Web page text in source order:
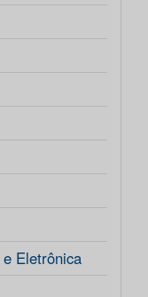
Eletrônica